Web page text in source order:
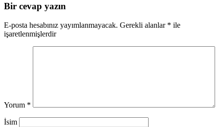
Bir cevap yazın
E-posta hesabınız yayımlanmayacak. Gerekli alanlar * ile
işaretlenmişlerdir
Yorum *
İsim